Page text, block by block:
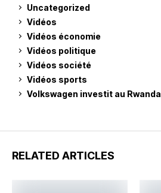
Uncategorized
Vidéos
Vidéos économie
Vidéos politique
Vidéos société
Vidéos sports
Volkswagen investit au Rwanda
RELATED ARTICLES